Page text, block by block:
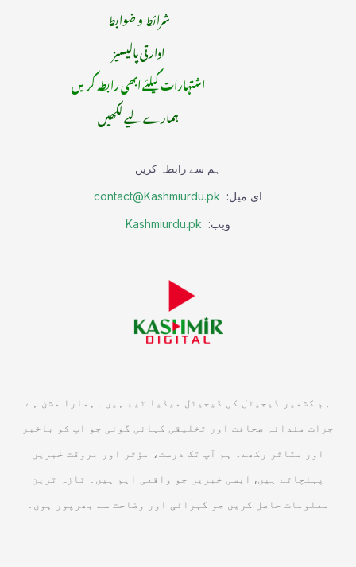
شرائط و ضوابط
ادارتی پالیسیز
اشتہارات کیلئے ابھی رابطہ کریں
ہمارے لیے لکھیں
ہم سے رابطہ کریں
ای میل: contact@Kashmiurdu.pk
ویب: Kashmiurdu.pk
ہم کشمیر ڈیجیٹل کی ڈیجیٹل میڈیا ٹیم ہیں۔ ہمارا مشن ہے
جرات مندانہ صحافت اور تخلیقی کہانی گوئی جو آپ کو باخبر
اور متاثر رکھے۔ ہم آپ تک درست، مؤثر اور بروقت خبریں
پہنچاتے ہیں, ایسی خبریں جو واقعی اہم ہیں۔ تازہ ترین
معلومات حاصل کریں جو گہرائی اور وضاحت سے بھرپور ہوں۔